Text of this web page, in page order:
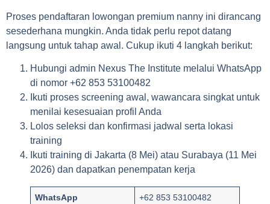
Proses pendaftaran lowongan premium nanny ini dirancang
sesederhana mungkin. Anda tidak perlu repot datang
langsung untuk tahap awal. Cukup ikuti 4 langkah berikut:
Hubungi admin Nexus The Institute melalui WhatsApp
di nomor +62 853 53100482
Ikuti proses screening awal, wawancara singkat untuk
menilai kesesuaian profil Anda
Lolos seleksi dan konfirmasi jadwal serta lokasi
training
Ikuti training di Jakarta (8 Mei) atau Surabaya (11 Mei
2026) dan dapatkan penempatan kerja
WhatsApp +62 853 53100482